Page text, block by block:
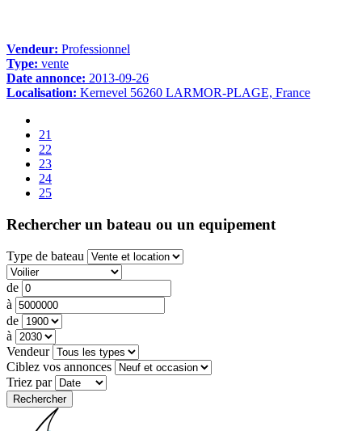
Vendeur: Professionnel
Type: vente
Date annonce: 2013-09-26
Localisation: Kernevel 56260 LARMOR-PLAGE, France
21
22
23
24
25
Rechercher un bateau ou un equipement
Type de bateau
de
à
de
à
Vendeur
Ciblez vos annonces
Triez par